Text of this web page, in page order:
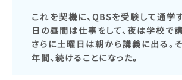
これを契機に、QBSを受験して通学
日の昼間は仕事をして、夜は学校で
さらに土曜日は朝から講義に出る。
年間、続けることになった。